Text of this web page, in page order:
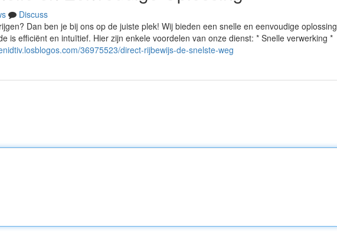
Discuss
Dan ben je bij ons op de juiste plek! Wij bieden een snelle en eenvoudige oplossing
is efficiënt en intuïtief. Hier zijn enkele voordelen van onze dienst: * Snelle verwerking *
36975523/direct-rijbewijs-de-snelste-weg